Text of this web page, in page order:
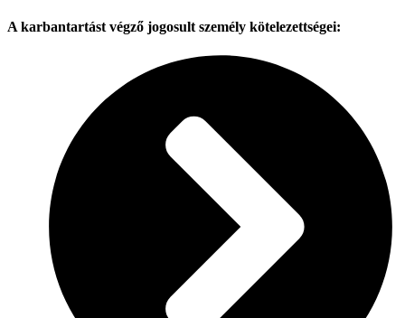
A karbantartást végző jogosult személy kötelezettségei: